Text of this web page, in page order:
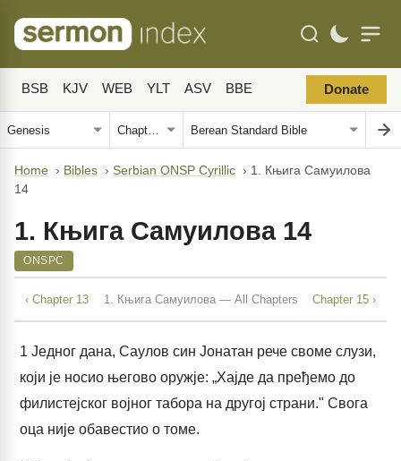
BSB KJV WEB YLT ASV BBE Donate
Home › Bibles › Serbian ONSP Cyrillic › 1. Књига Самуилова
14
1. Књига Самуилова 14
ONSPC
‹ Chapter 13 1. Књига Самуилова — All Chapters Chapter 15 ›
1 Једног дана, Саулов син Јонатан рече своме слузи,
који је носио његово оружје: „Хајде да пређемо до
филистејског војног табора на другој страни." Свога
оца није обавестио о томе.